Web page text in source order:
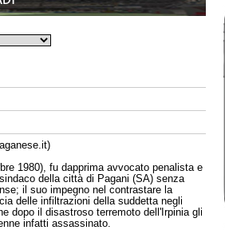
1980), fu dapprima avvocato penalista e
della città di Pagani (SA) senza
il suo impegno nel contrastare la
delle infiltrazioni della suddetta negli
dopo il disastroso terremoto dell'Irpinia gli
infatti assassinato.